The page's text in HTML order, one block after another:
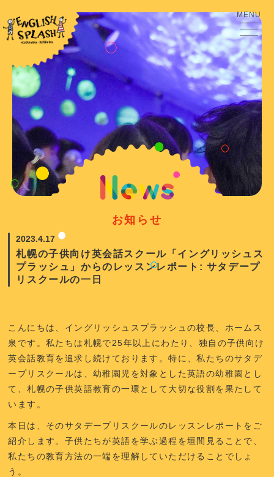
お知らせ
MENU
2023.4.17
札幌の子供向け英会話スクール「イングリッシュス
プラッシュ」からのレッスンレポート: サタデープ
リスクールの一日
こんにちは、イングリッシュスプラッシュの校長、ホームス
泉です。私たちは札幌で25年以上にわたり、独自の子供向け
英会話教育を追求し続けております。特に、私たちのサタデ
ープリスクールは、幼稚園児を対象とした英語の幼稚園とし
て、札幌の子供英語教育の一環として大切な役割を果たして
います。
本日は、そのサタデープリスクールのレッスンレポートをご
紹介します。子供たちが英語を学ぶ過程を垣間見ることで、
私たちの教育方法の一端を理解していただけることでしょ
う。